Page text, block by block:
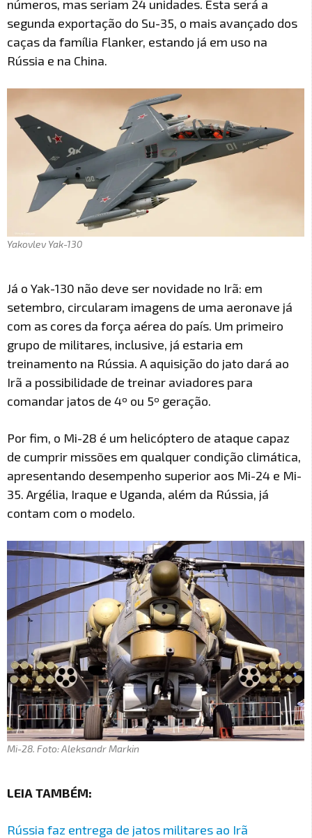
números, mas seriam 24 unidades. Esta será a
segunda exportação do Su-35, o mais avançado dos
caças da família Flanker, estando já em uso na
Rússia e na China.
Yakovlev Yak-130
Já o Yak-130 não deve ser novidade no Irã: em
setembro, circularam imagens de uma aeronave já
com as cores da força aérea do país. Um primeiro
grupo de militares, inclusive, já estaria em
treinamento na Rússia. A aquisição do jato dará ao
Irã a possibilidade de treinar aviadores para
comandar jatos de 4º ou 5º geração.
Por fim, o Mi-28 é um helicóptero de ataque capaz
de cumprir missões em qualquer condição climática,
apresentando desempenho superior aos Mi-24 e Mi-
35. Argélia, Iraque e Uganda, além da Rússia, já
contam com o modelo.
Mi-28. Foto: Aleksandr Markin
LEIA TAMBÉM:
Rússia faz entrega de jatos militares ao Irã